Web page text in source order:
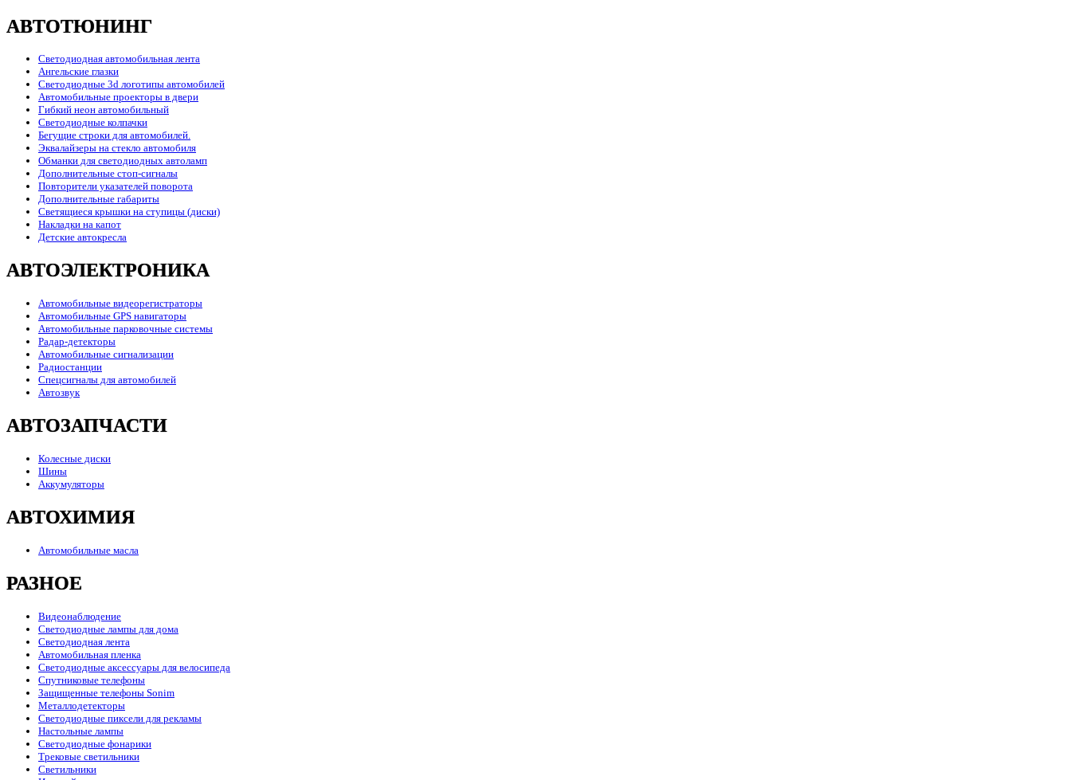
АВТОТЮНИНГ
Светодиодная автомобильная лента
Ангельские глазки
Светодиодные 3d логотипы автомобилей
Автомобильные проекторы в двери
Гибкий неон автомобильный
Светодиодные колпачки
Бегущие строки для автомобилей.
Эквалайзеры на стекло автомобиля
Обманки для светодиодных автоламп
Дополнительные стоп-сигналы
Повторители указателей поворота
Дополнительные габариты
Светящиеся крышки на ступицы (диски)
Накладки на капот
Детские автокресла
АВТОЭЛЕКТРОНИКА
Автомобильные видеорегистраторы
Автомобильные GPS навигаторы
Автомобильные парковочные системы
Радар-детекторы
Автомобильные сигнализации
Радиостанции
Спецсигналы для автомобилей
Автозвук
АВТОЗАПЧАСТИ
Колесные диски
Шины
Аккумуляторы
АВТОХИМИЯ
Автомобильные масла
РАЗНОЕ
Видеонаблюдение
Светодиодные лампы для дома
Светодиодная лента
Автомобильная пленка
Светодиодные аксессуары для велосипеда
Спутниковые телефоны
Защищенные телефоны Sonim
Металлодетекторы
Светодиодные пиксели для рекламы
Настольные лампы
Светодиодные фонарики
Трековые светильники
Светильники